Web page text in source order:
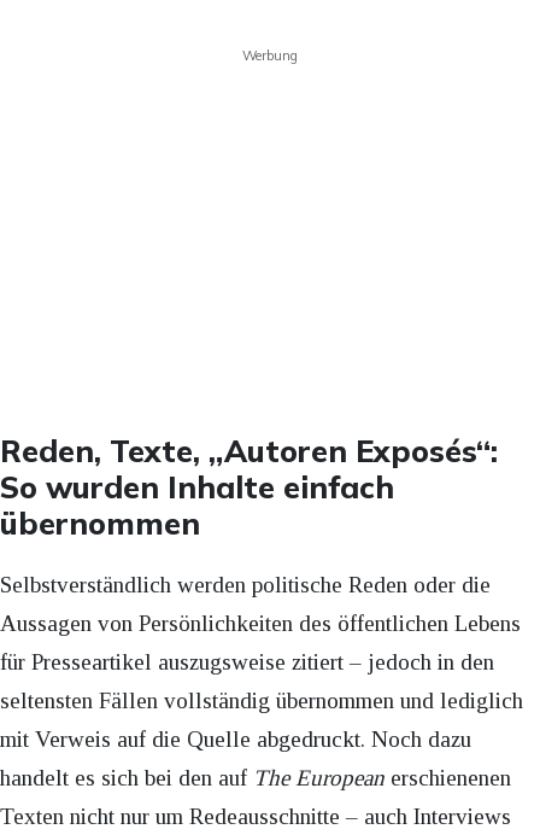
Werbung
Reden, Texte, „Autoren Exposés“:
So wurden Inhalte einfach
übernommen
Selbstverständlich werden politische Reden oder die
Aussagen von Persönlichkeiten des öffentlichen Lebens
für Presseartikel auszugsweise zitiert – jedoch in den
seltensten Fällen vollständig übernommen und lediglich
mit Verweis auf die Quelle abgedruckt. Noch dazu
handelt es sich bei den auf The European erschienenen
Texten nicht nur um Redeausschnitte – auch Interviews